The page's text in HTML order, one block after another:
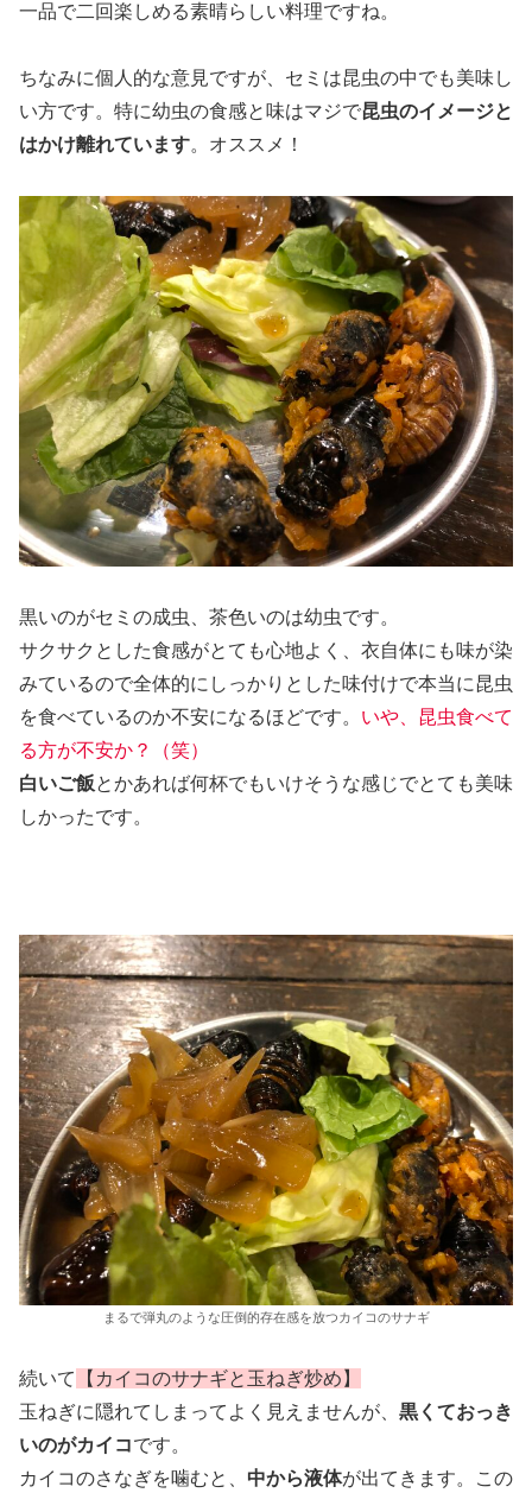
一品で二回楽しめる素晴らしい料理ですね。
ちなみに個人的な意見ですが、セミは昆虫の中でも美味し
い方です。特に幼虫の食感と味はマジで昆虫のイメージと
はかけ離れています。オススメ！
黒いのがセミの成虫、茶色いのは幼虫です。
サクサクとした食感がとても心地よく、衣自体にも味が染
みているので全体的にしっかりとした味付けで本当に昆虫
を食べているのか不安になるほどです。 いや、昆虫食べて
る方が不安か？（笑）
白いご飯とかあれば何杯でもいけそうな感じでとても美味
しかったです。
まるで弾丸のような圧倒的存在感を放つカイコのサナギ
続いて
【カイコのサナギと玉ねぎ炒め】
玉ねぎに隠れてしまってよく見えませんが、 黒くておっき
いのがカイコです。
カイコのさなぎを噛むと、 中から液体が出てきます。この